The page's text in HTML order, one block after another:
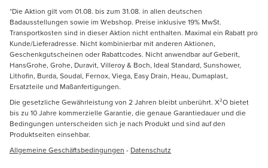
*Die Aktion gilt vom 01.08. bis zum 31.08. in allen deutschen
Badausstellungen sowie im Webshop. Preise inklusive 19% MwSt.
Transportkosten sind in dieser Aktion nicht enthalten. Maximal ein Rabatt pro
Kunde/Lieferadresse. Nicht kombinierbar mit anderen Aktionen,
Geschenkgutscheinen oder Rabattcodes. Nicht anwendbar auf Geberit,
HansGrohe, Grohe, Duravit, Villeroy & Boch, Ideal Standard, Sunshower,
Lithofin, Burda, Soudal, Fernox, Viega, Easy Drain, Heau, Dumaplast,
Ersatzteile und Maßanfertigungen.
Die gesetzliche Gewährleistung von 2 Jahren bleibt unberührt. X²O bietet
bis zu 10 Jahre kommerzielle Garantie, die genaue Garantiedauer und die
Bedingungen unterscheiden sich je nach Produkt und sind auf den
Produktseiten einsehbar.
Allgemeine Geschäftsbedingungen - Datenschutz